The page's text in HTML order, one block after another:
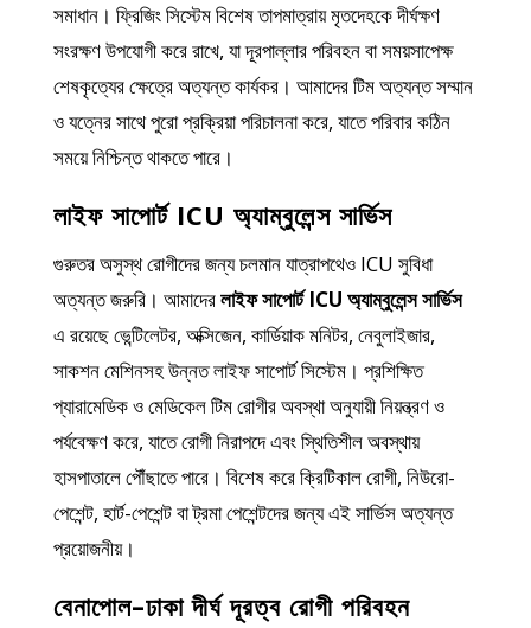
সমাধান। ফ্রিজিং সিস্টেম বিশেষ তাপমাত্রায় মৃতদেহকে দীর্ঘক্ষণ
সংরক্ষণ উপযোগী করে রাখে, যা দূরপাল্লার পরিবহন বা সময়সাপেক্ষ
শেষকৃত্যের ক্ষেত্রে অত্যন্ত কার্যকর। আমাদের টিম অত্যন্ত সম্মান
ও যত্নের সাথে পুরো প্রক্রিয়া পরিচালনা করে, যাতে পরিবার কঠিন
সময়ে নিশ্চিন্ত থাকতে পারে।
লাইফ সাপোর্ট ICU অ্যাম্বুলেন্স সার্ভিস
গুরুতর অসুস্থ রোগীদের জন্য চলমান যাত্রাপথেও ICU সুবিধা
অত্যন্ত জরুরি। আমাদেরলাইফ সাপোর্ট ICU অ্যাম্বুলেন্স সার্ভিস
এ রয়েছে ভেন্টিলেটর, অক্সিজেন, কার্ডিয়াক মনিটর, নেবুলাইজার,
সাকশন মেশিনসহ উন্নত লাইফ সাপোর্ট সিস্টেম। প্রশিক্ষিত
প্যারামেডিক ও মেডিকেল টিম রোগীর অবস্থা অনুযায়ী নিয়ন্ত্রণ ও
পর্যবেক্ষণ করে, যাতে রোগী নিরাপদে এবং স্থিতিশীল অবস্থায়
হাসপাতালে পৌঁছাতে পারে। বিশেষ করে ক্রিটিকাল রোগী, নিউরো-
পেশেন্ট, হার্ট-পেশেন্ট বা ট্রমা পেশেন্টদের জন্য এই সার্ভিস অত্যন্ত
প্রয়োজনীয়।
বেনাপোল–ঢাকা দীর্ঘ দূরত্ব রোগী পরিবহন